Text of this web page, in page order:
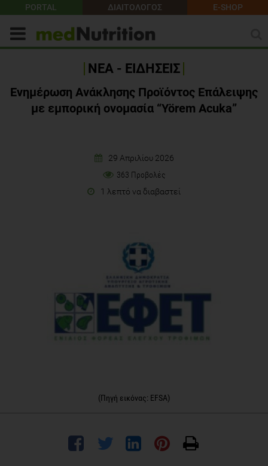
PORTAL ΔΙΑΙΤΟΛΟΓΟΣ E-SHOP
ΝΕΑ - ΕΙΔΗΣΕΙΣ
Ενημέρωση Ανάκλησης Προϊόντος Επάλειψης
με εμπορική ονομασία “Yörem Acuka”
29 Απριλίου 2026
363 Προβολές
1 λεπτό να διαβαστεί
(Πηγή εικόνας: EFSA)